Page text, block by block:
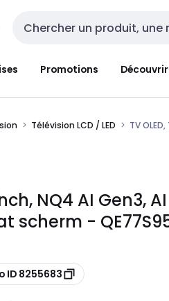
Entrée de recherche
Promotions
Télévision LCD / LED TV
NQ4 AI Gen3,
scherm -
ID 8255683